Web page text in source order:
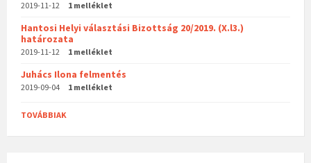
2019-11-12 1 melléklet
Hantosi Helyi választási Bizottság 20/2019. (X.l3.)
határozata
2019-11-12 1 melléklet
Juhács Ilona felmentés
2019-09-04 1 melléklet
TOVÁBBIAK